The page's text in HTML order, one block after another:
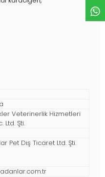
Veterinerlik Hizmetleri
Ltd. Şti.
Pet Dış Ticaret Ltd. Şti.